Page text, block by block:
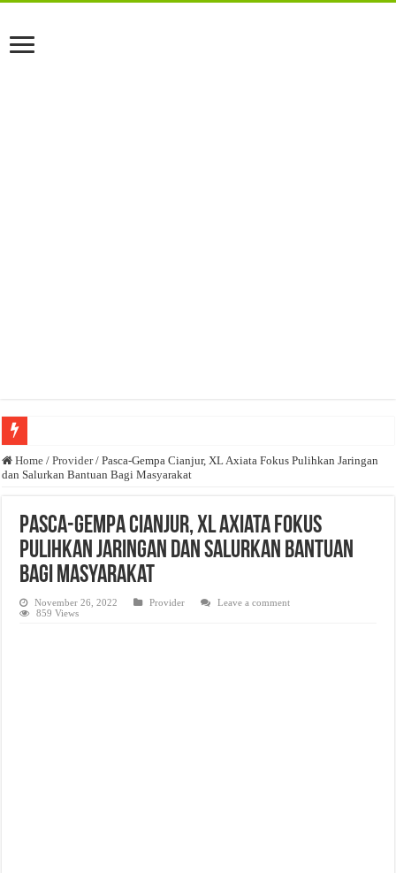
Anda butuh promosi usaha? Kontak ke Email redaksi@bisnisnasional.com
Dibutuhkan Marketing. Lamaran di-email ke redaksi@bisnisnasional.com
Home / Provider / Pasca-Gempa Cianjur, XL Axiata Fokus Pulihkan Jaringan
dan Salurkan Bantuan Bagi Masyarakat
Pasca-Gempa Cianjur, XL Axiata Fokus
Pulihkan Jaringan dan Salurkan Bantuan
Bagi Masyarakat
November 26, 2022 Provider
Leave a comment
859 Views